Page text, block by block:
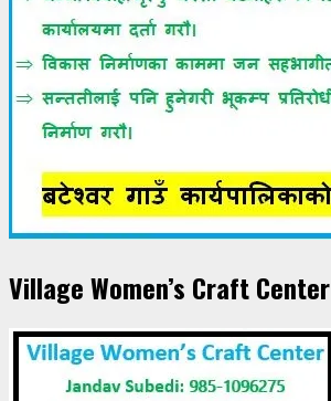
Village Women’s Craft Center